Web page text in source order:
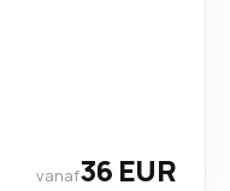
vanaf36 EUR